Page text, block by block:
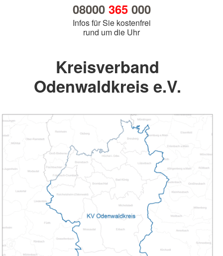
08000 365000
Infos für Sie kostenfrei
rund um die Uhr
Kreisverband
Odenwaldkreis e.V.